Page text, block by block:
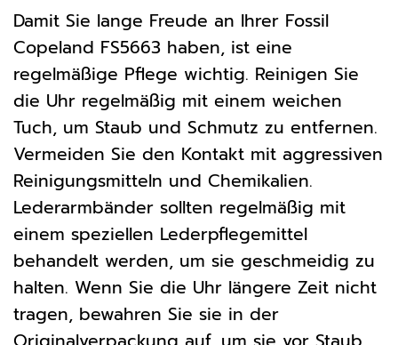
Damit Sie lange Freude an Ihrer Fossil
Copeland FS5663 haben, ist eine
regelmäßige Pflege wichtig. Reinigen Sie
die Uhr regelmäßig mit einem weichen
Tuch, um Staub und Schmutz zu entfernen.
Vermeiden Sie den Kontakt mit aggressiven
Reinigungsmitteln und Chemikalien.
Lederarmbänder sollten regelmäßig mit
einem speziellen Lederpflegemittel
behandelt werden, um sie geschmeidig zu
halten. Wenn Sie die Uhr längere Zeit nicht
tragen, bewahren Sie sie in der